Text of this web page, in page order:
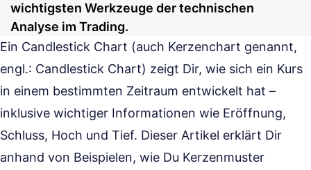
wichtigsten Werkzeuge der technischen
Analyse im Trading.
Ein Candlestick Chart (auch Kerzenchart genannt,
engl.: Candlestick Chart) zeigt Dir, wie sich ein Kurs
in einem bestimmten Zeitraum entwickelt hat –
inklusive wichtiger Informationen wie Eröffnung,
Schluss, Hoch und Tief. Dieser Artikel erklärt Dir
anhand von Beispielen, wie Du Kerzenmuster